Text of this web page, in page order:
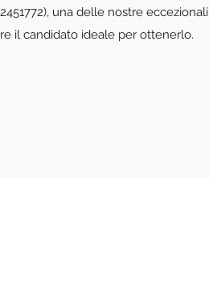
una delle nostre eccezionali
il candidato ideale per ottenerlo.